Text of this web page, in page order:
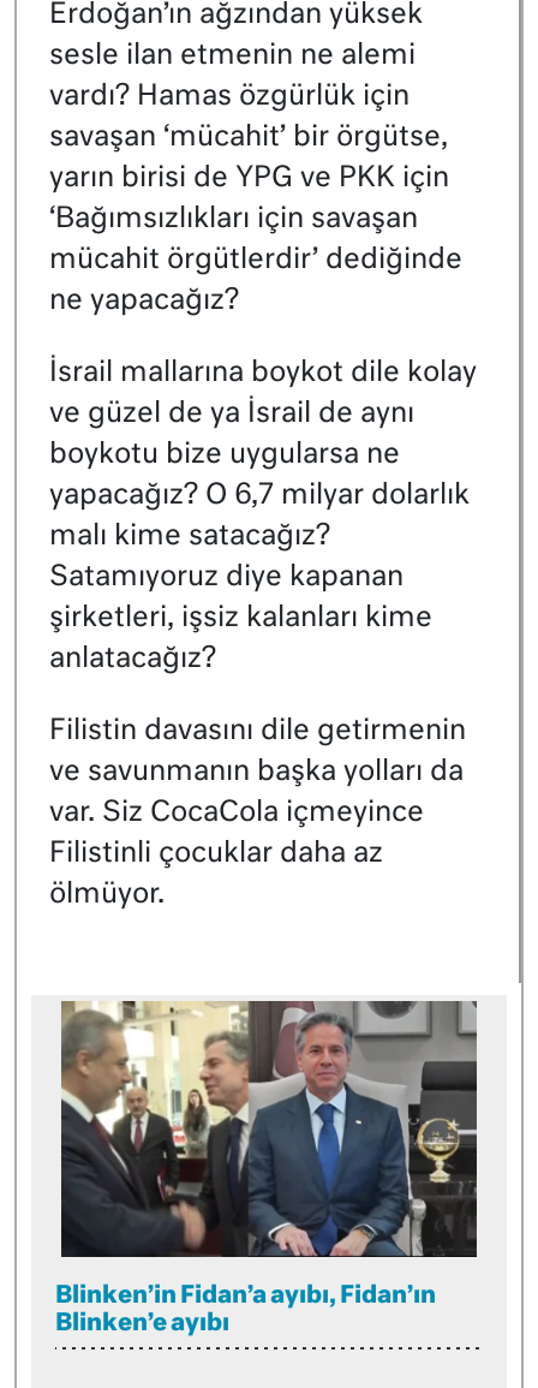
Erdoğan’ın ağzından yüksek
sesle ilan etmenin ne alemi
vardı? Hamas özgürlük için
savaşan ‘mücahit’ bir örgütse,
yarın birisi de YPG ve PKK için
‘Bağımsızlıkları için savaşan
mücahit örgütlerdir’ dediğinde
ne yapacağız?
İsrail mallarına boykot dile kolay
ve güzel de ya İsrail de aynı
boykotu bize uygularsa ne
yapacağız? O 6,7 milyar dolarlık
malı kime satacağız?
Satamıyoruz diye kapanan
şirketleri, işsiz kalanları kime
anlatacağız?
Filistin davasını dile getirmenin
ve savunmanın başka yolları da
var. Siz CocaCola içmeyince
Filistinli çocuklar daha az
ölmüyor.
Blinken’in Fidan’a ayıbı, Fidan’ın
Blinken’e ayıbı